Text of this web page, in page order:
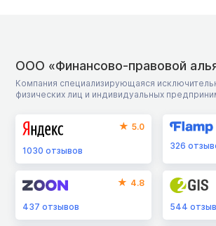
ООО «Финансово-правовой
Компания специализирующаяся
физических лиц и индивидуальных
5.0
1030 отзывов
326
4.8
437 отзывов 544